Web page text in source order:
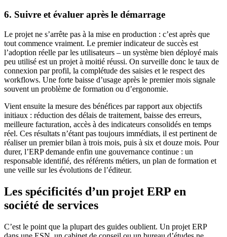
6. Suivre et évaluer après le démarrage
Le projet ne s’arrête pas à la mise en production : c’est après que
tout commence vraiment. Le premier indicateur de succès est
l’adoption réelle par les utilisateurs – un système bien déployé mais
peu utilisé est un projet à moitié réussi. On surveille donc le taux de
connexion par profil, la complétude des saisies et le respect des
workflows. Une forte baisse d’usage après le premier mois signale
souvent un problème de formation ou d’ergonomie.
Vient ensuite la mesure des bénéfices par rapport aux objectifs
initiaux : réduction des délais de traitement, baisse des erreurs,
meilleure facturation, accès à des indicateurs consolidés en temps
réel. Ces résultats n’étant pas toujours immédiats, il est pertinent de
réaliser un premier bilan à trois mois, puis à six et douze mois. Pour
durer, l’ERP demande enfin une gouvernance continue : un
responsable identifié, des référents métiers, un plan de formation et
une veille sur les évolutions de l’éditeur.
Les spécificités d’un projet ERP en
société de services
C’est le point que la plupart des guides oublient. Un projet ERP